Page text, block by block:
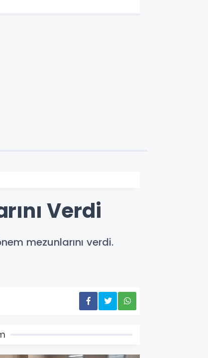
Verdi
mezunlarını verdi.